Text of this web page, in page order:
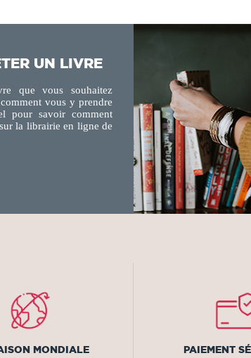
UN LIVRE
que vous souhaitez
vous y prendre
pour savoir comment
la librairie en ligne de
MONDIALE PAIEMENT